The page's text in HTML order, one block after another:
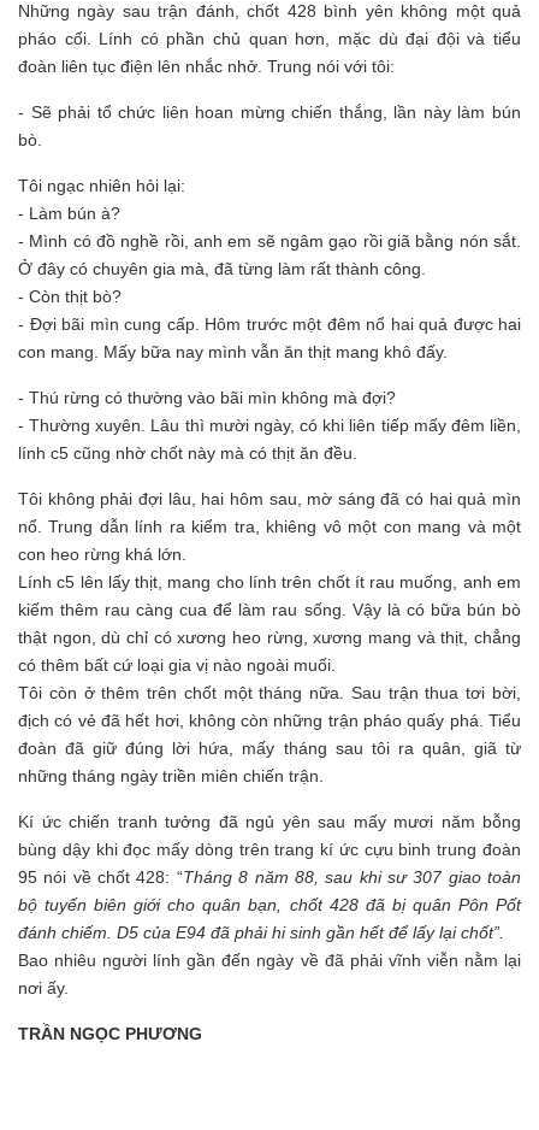
Những ngày sau trận đánh, chốt 428 bình yên không một quả
pháo cối. Lính có phần chủ quan hơn, mặc dù đại đội và tiểu
đoàn liên tục điện lên nhắc nhở. Trung nói với tôi:
- Sẽ phải tổ chức liên hoan mừng chiến thắng, lần này làm bún
bò.
Tôi ngạc nhiên hỏi lại:
- Làm bún à?
- Mình có đồ nghề rồi, anh em sẽ ngâm gạo rồi giã bằng nón sắt.
Ở đây có chuyên gia mà, đã từng làm rất thành công.
- Còn thịt bò?
- Đợi bãi mìn cung cấp. Hôm trước một đêm nổ hai quả được hai
con mang. Mấy bữa nay mình vẫn ăn thịt mang khô đấy.
- Thú rừng có thường vào bãi mìn không mà đợi?
- Thường xuyên. Lâu thì mười ngày, có khi liên tiếp mấy đêm liền,
lính c5 cũng nhờ chốt này mà có thịt ăn đều.
Tôi không phải đợi lâu, hai hôm sau, mờ sáng đã có hai quả mìn
nổ. Trung dẫn lính ra kiểm tra, khiêng vô một con mang và một
con heo rừng khá lớn.
Lính c5 lên lấy thịt, mang cho lính trên chốt ít rau muống, anh em
kiếm thêm rau càng cua để làm rau sống. Vậy là có bữa bún bò
thật ngon, dù chỉ có xương heo rừng, xương mang và thịt, chẳng
có thêm bất cứ loại gia vị nào ngoài muối.
Tôi còn ở thêm trên chốt một tháng nữa. Sau trận thua tơi bời,
địch có vẻ đã hết hơi, không còn những trận pháo quấy phá. Tiểu
đoàn đã giữ đúng lời hứa, mấy tháng sau tôi ra quân, giã từ
những tháng ngày triền miên chiến trận.
Kí ức chiến tranh tưởng đã ngủ yên sau mấy mươi năm bỗng
bùng dậy khi đọc mấy dòng trên trang kí ức cựu binh trung đoàn
95 nói về chốt 428: “Tháng 8 năm 88, sau khi sư 307 giao toàn
bộ tuyến biên giới cho quân bạn, chốt 428 đã bị quân Pôn Pốt
đánh chiếm. D5 của E94 đã phải hi sinh gần hết để lấy lại chốt”.
Bao nhiêu người lính gần đến ngày về đã phải vĩnh viễn nằm lại
nơi ấy.
TRẦN NGỌC PHƯƠNG